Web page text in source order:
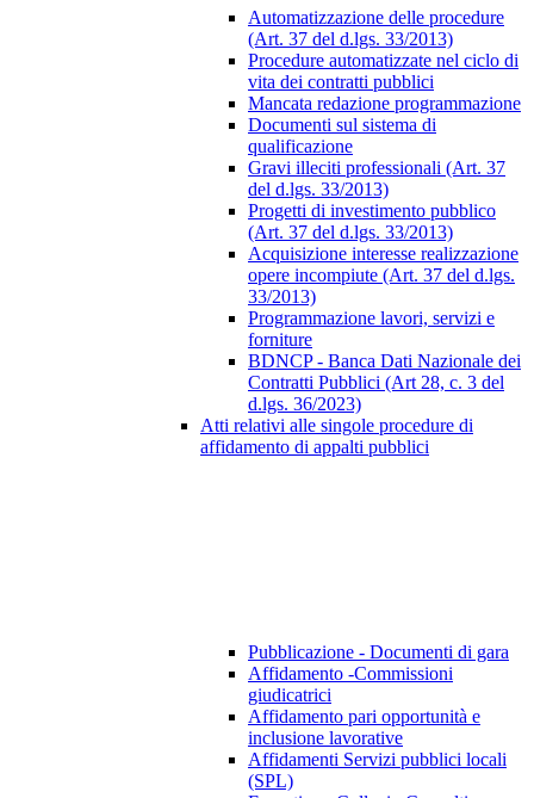
Automatizzazione delle procedure
(Art. 37 del d.lgs. 33/2013)
Procedure automatizzate nel ciclo di
vita dei contratti pubblici
Mancata redazione programmazione
Documenti sul sistema di
qualificazione
Gravi illeciti professionali (Art. 37
del d.lgs. 33/2013)
Progetti di investimento pubblico
(Art. 37 del d.lgs. 33/2013)
Acquisizione interesse realizzazione
opere incompiute (Art. 37 del d.lgs.
33/2013)
Programmazione lavori, servizi e
forniture
BDNCP - Banca Dati Nazionale dei
Contratti Pubblici (Art 28, c. 3 del
d.lgs. 36/2023)
Atti relativi alle singole procedure di
affidamento di appalti pubblici
Pubblicazione - Documenti di gara
Affidamento -Commissioni
giudicatrici
Affidamento pari opportunità e
inclusione lavorative
Affidamenti Servizi pubblici locali
(SPL)